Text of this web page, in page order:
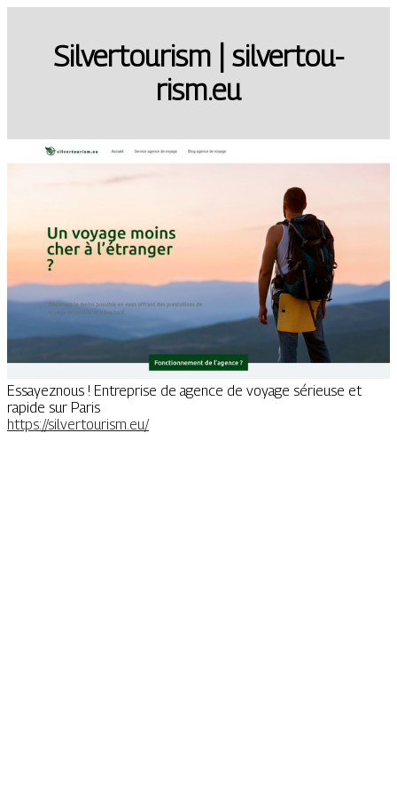
Silvertourism | sil­ver­tou­
rism.eu
Essayeznous ! Entreprise de agence de voyage sérieuse et
rapide sur Paris
https://silvertourism.eu/